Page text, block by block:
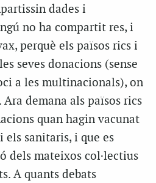
dades i
no ha compartit res, i
perquè els països rics i
seves donacions (sense
a les multinacionals), on
demana als països rics
quan hagin vacunat
els sanitaris, i que es
dels mateixos col·lectius
A quants debats